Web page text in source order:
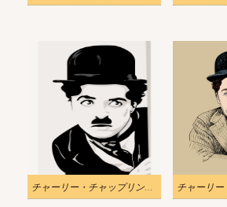
チャーリー・チャップリンの探しているイラスト